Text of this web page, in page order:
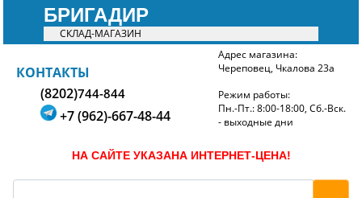
БРИГАДИР
СКЛАД-МАГАЗИН
БРИГАДИР
КОНТАКТЫ
(8202)744-844
+7 (962)-667-48-44
Адрес магазина:
Череповец, Чкалова 23а
Режим работы:
Пн.-Пт.: 8:00-18:00, Сб.-Вск.
- выходные дни
НА САЙТЕ УКАЗАНА ИНТЕРНЕТ-ЦЕНА!